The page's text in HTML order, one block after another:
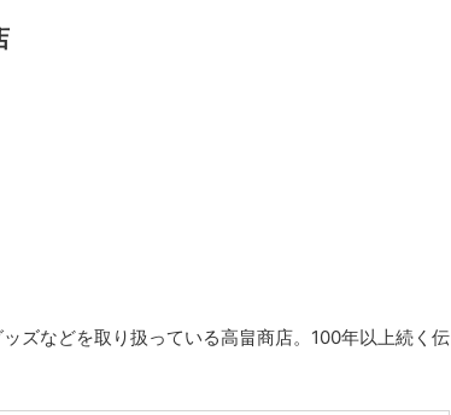
ズなどを取り扱っている高畠商店。100年以上続く伝